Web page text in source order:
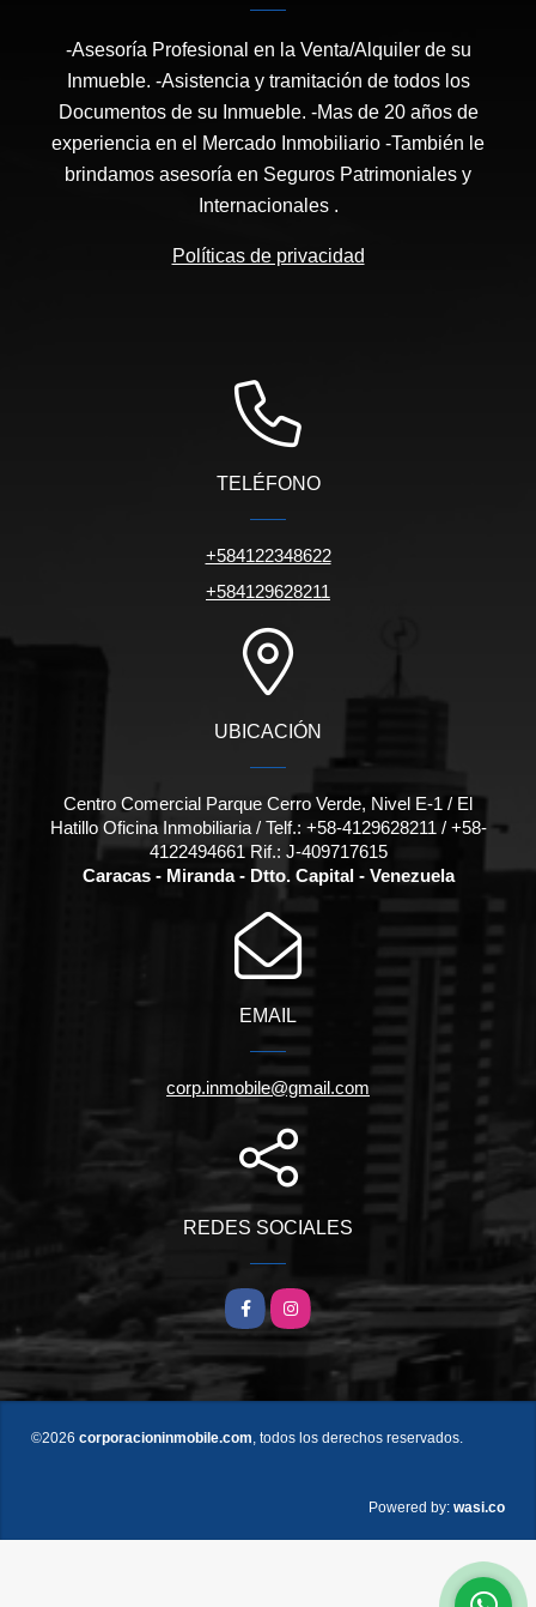
-Asesoría Profesional en la Venta/Alquiler de su
Inmueble. -Asistencia y tramitación de todos los
Documentos de su Inmueble. -Mas de 20 años de
experiencia en el Mercado Inmobiliario -También le
brindamos asesoría en Seguros Patrimoniales y
Internacionales .
Políticas de privacidad
TELÉFONO
+584122348622
+584129628211
UBICACIÓN
Centro Comercial Parque Cerro Verde, Nivel E-1 / El
Hatillo Oficina Inmobiliaria / Telf.: +58-4129628211 / +58-
4122494661 Rif.: J-409717615
Caracas - Miranda - Dtto. Capital - Venezuela
EMAIL
corp.inmobile@gmail.com
REDES SOCIALES
FacebookInstagram
©2026 corporacioninmobile.com , todos los derechos reservados.
Powered by: wasi.co